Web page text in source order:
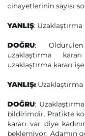
cinayetlerinin sayısı
YANLIŞ: Uzaklaştırma
DOĞRU:
uzaklaştırma
uzaklaştırma kararı
YANLIŞ:
DOĞRU:
bildirimdir. Pratikte
kararı var diye
beklemiyor. Adamın